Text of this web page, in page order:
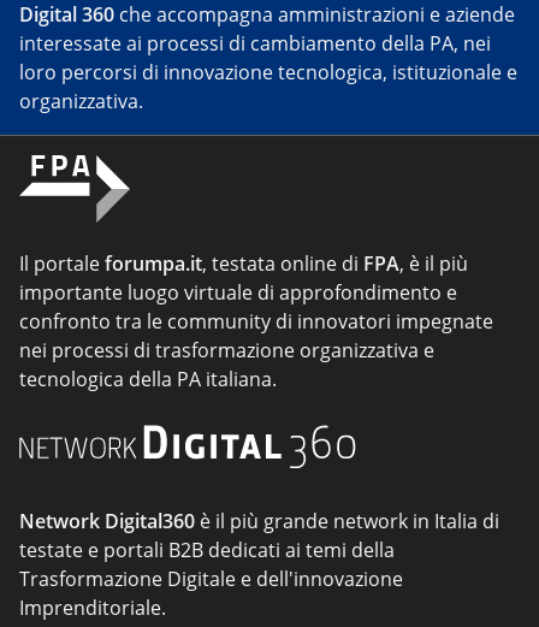
Digital 360 che accompagna amministrazioni e aziende
interessate ai processi di cambiamento della PA, nei
loro percorsi di innovazione tecnologica, istituzionale e
organizzativa.
Il portaleforumpa.it, testata online di FPA, è il più
importante luogo virtuale di approfondimento e
confronto tra le community di innovatori impegnate
nei processi di trasformazione organizzativa e
tecnologica della PA italiana.
Network Digital360 è il più grande network in Italia di
testate e portali B2B dedicati ai temi della
Trasformazione Digitale e dell'innovazione
Imprenditoriale.